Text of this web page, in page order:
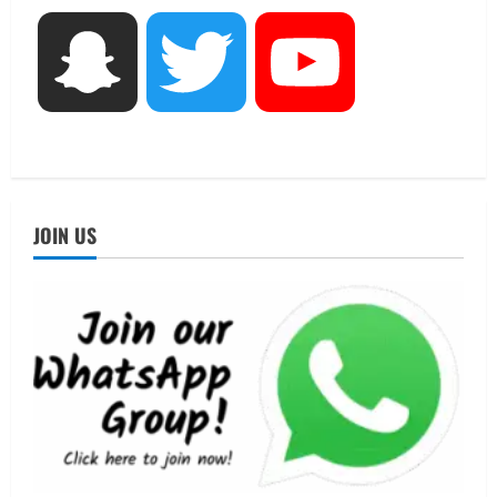
Snapchat Twitter
JOIN US
UTTARAKHAND NEWS
जिला चिकित्सालय के घटते राजस्व के कारणों
की जांच कर विस्तृत रिपोर्ट प्रस्तुत करने के
तेज, 5.47 लाख मतदाताओं को नोटिस,
1
UTTARAKHAND NEWS
नोमुरा रिपोर्ट: जंग के कारण भारत को हर वर्ष
₹14.15 लाख करोड़ का नुकसान, जो देश की
जीडीपी का 4.3% के बराबर
August 3, 2026
UTTARAKHAND NEWS